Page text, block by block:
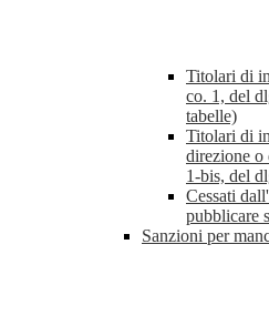
Titolari di
co. 1, del
tabelle)
Titolari di
direzione o
1-bis, del
Cessati
pubblicare
Sanzioni per